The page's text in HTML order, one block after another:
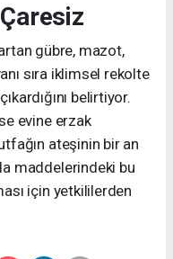
gübre, mazot,
sıra iklimsel rekolte
belirtiyor.
evine erzak
ateşinin bir an
maddelerindeki bu
için yetkililerden